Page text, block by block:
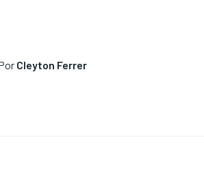
Cleyton Ferrer